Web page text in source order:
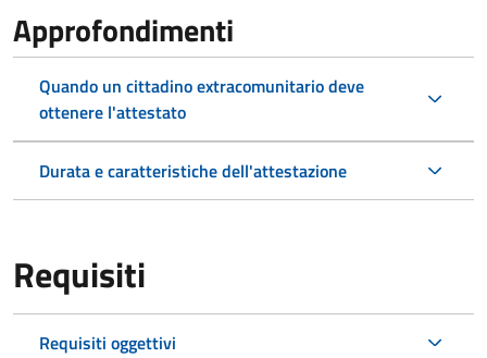
Approfondimenti
Quando un cittadino extracomunitario deve
ottenere l'attestato
Durata e caratteristiche dell'attestazione
Requisiti
Requisiti oggettivi